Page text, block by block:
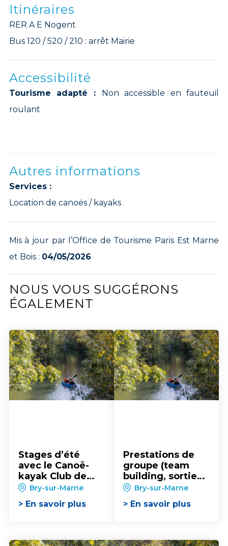
Itinéraires
RER A E Nogent
Bus 120 / 520 / 210 : arrêt Mairie
Accessibilité
Tourisme adapté :
Non accessible en fauteuil
roulant
Autres informations
Services :
Location de canoës / kayaks
Mis à jour par l’Office de Tourisme Paris Est Marne
et Bois : 04/05/2026
NOUS VOUS SUGGÉRONS
ÉGALEMENT
Stages d’été
avec le Canoë-
kayak Club de
France (CKCF)
Bry-sur-Marne
> En savoir plus
Prestations de
groupe (team
building, sorties
CE, évènements)
avec le Canoë-
kayak Club de
Bry-sur-Marne
> En savoir plus